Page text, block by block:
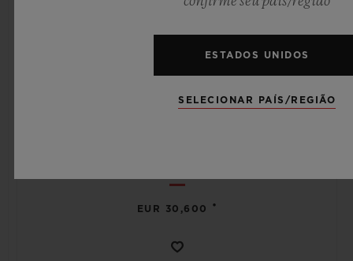
SPIRIT OF BIG BANG
EUR 30,600 •
ESTADOS UNIDOS
SELECIONAR PAÍS/REGIÃO